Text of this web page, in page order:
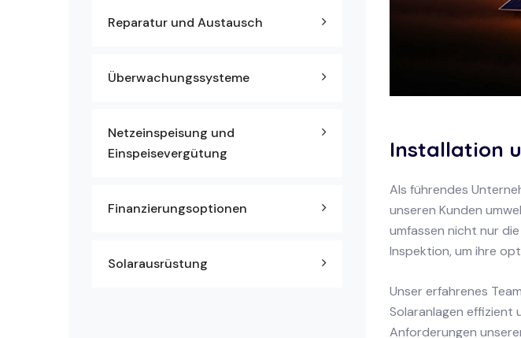
Installation
Als führendes
unseren Kunden
umfassen nicht nur
Inspektion, um ihre
Unser erfahrenes
Solaranlagen effizient
Anforderungen
Reparatur und Austausch
Überwachungssysteme
Netzeinspeisung und
Einspeisevergütung
Finanzierungsoptionen
Solarausrüstung